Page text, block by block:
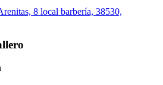
8 local barbería, 38530,